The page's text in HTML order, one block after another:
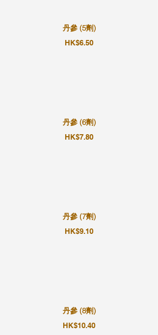
丹參 (5劑)
HK$6.50
丹參 (6劑)
HK$7.80
丹參 (7劑)
HK$9.10
丹參 (8劑)
HK$10.40